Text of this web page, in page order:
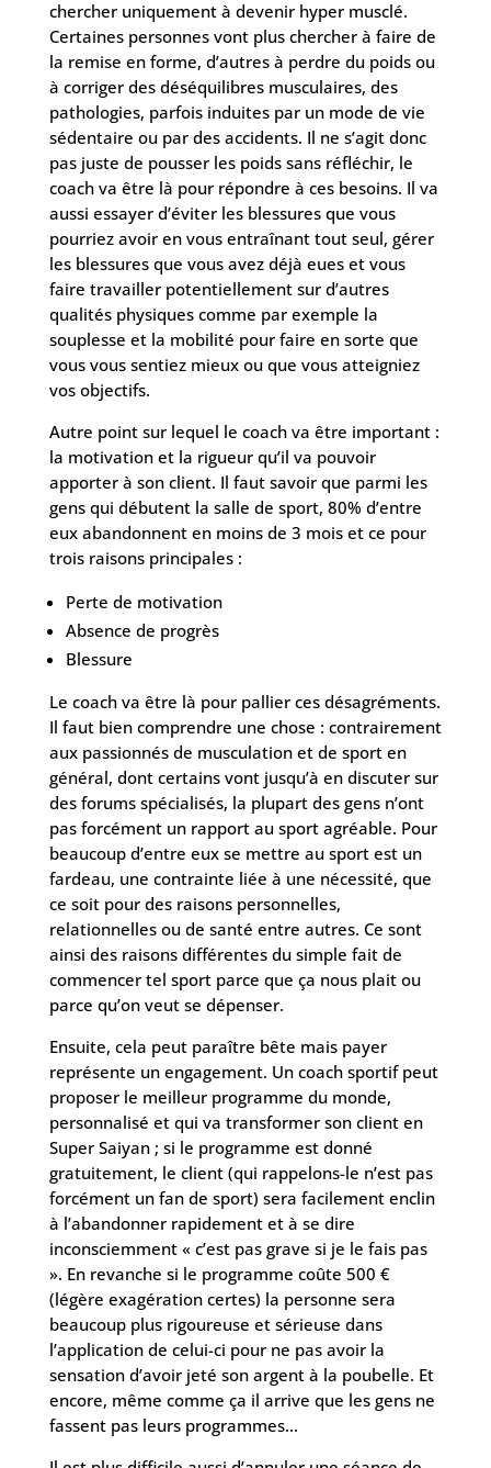
chercher uniquement à devenir hyper musclé.
Certaines personnes vont plus chercher à faire de
la remise en forme, d’autres à perdre du poids ou
à corriger des déséquilibres musculaires, des
pathologies, parfois induites par un mode de vie
sédentaire ou par des accidents. Il ne s’agit donc
pas juste de pousser les poids sans réfléchir, le
coach va être là pour répondre à ces besoins. Il va
aussi essayer d’éviter les blessures que vous
pourriez avoir en vous entraînant tout seul, gérer
les blessures que vous avez déjà eues et vous
faire travailler potentiellement sur d’autres
qualités physiques comme par exemple la
souplesse et la mobilité pour faire en sorte que
vous vous sentiez mieux ou que vous atteigniez
vos objectifs.
Autre point sur lequel le coach va être important :
la motivation et la rigueur qu’il va pouvoir
apporter à son client. Il faut savoir que parmi les
gens qui débutent la salle de sport, 80% d’entre
eux abandonnent en moins de 3 mois et ce pour
trois raisons principales :
Perte de motivation
Absence de progrès
Blessure
Le coach va être là pour pallier ces désagréments.
Il faut bien comprendre une chose : contrairement
aux passionnés de musculation et de sport en
général, dont certains vont jusqu’à en discuter sur
des forums spécialisés, la plupart des gens n’ont
pas forcément un rapport au sport agréable. Pour
beaucoup d’entre eux se mettre au sport est un
fardeau, une contrainte liée à une nécessité, que
ce soit pour des raisons personnelles,
relationnelles ou de santé entre autres. Ce sont
ainsi des raisons différentes du simple fait de
commencer tel sport parce que ça nous plait ou
parce qu’on veut se dépenser.
Ensuite, cela peut paraître bête mais payer
représente un engagement. Un coach sportif peut
proposer le meilleur programme du monde,
personnalisé et qui va transformer son client en
Super Saiyan ; si le programme est donné
gratuitement, le client (qui rappelons-le n’est pas
forcément un fan de sport) sera facilement enclin
à l’abandonner rapidement et à se dire
inconsciemment « c’est pas grave si je le fais pas
». En revanche si le programme coûte 500 €
(légère exagération certes) la personne sera
beaucoup plus rigoureuse et sérieuse dans
l’application de celui-ci pour ne pas avoir la
sensation d’avoir jeté son argent à la poubelle. Et
encore, même comme ça il arrive que les gens ne
fassent pas leurs programmes…